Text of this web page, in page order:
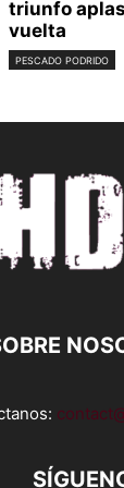
triunfo
vuelta
PESCADO PODRIDO